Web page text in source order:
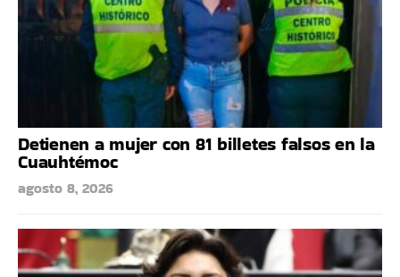
Detienen a mujer con 81 billetes falsos en la
Cuauhtémoc
agosto 8, 2026